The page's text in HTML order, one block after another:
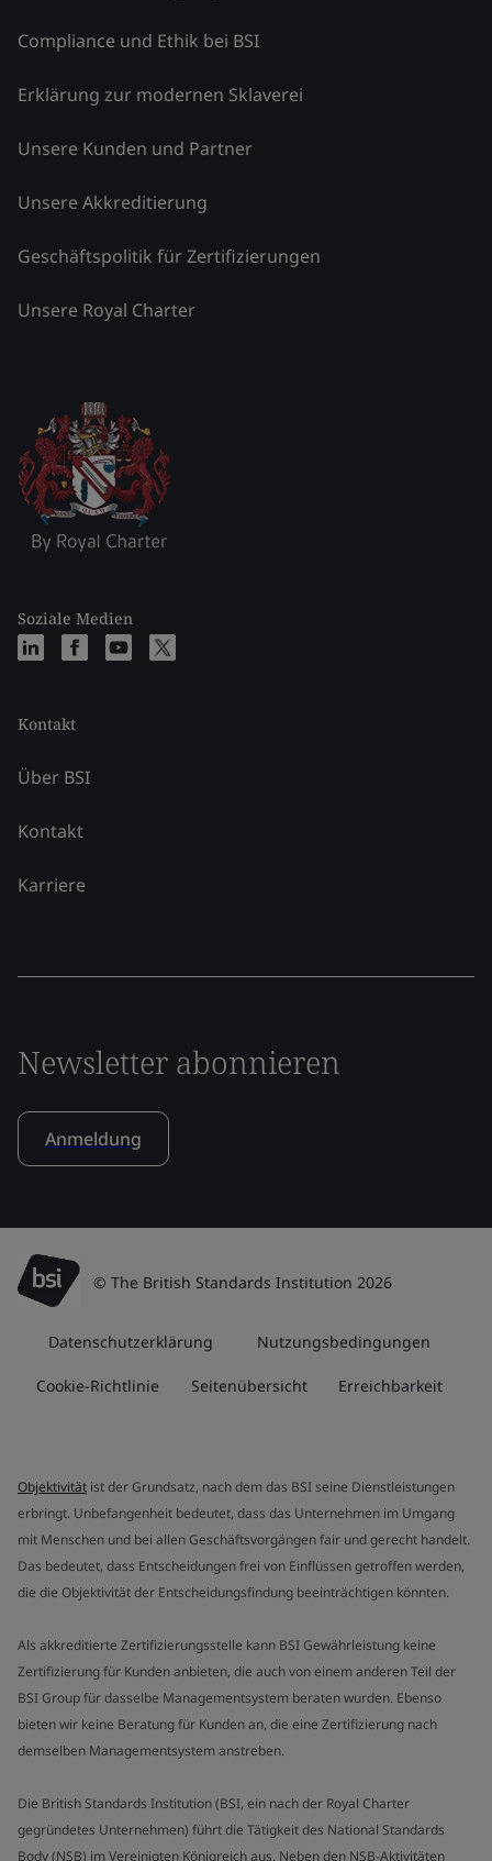
Compliance und Ethik bei BSI
Erklärung zur modernen Sklaverei
Unsere Kunden und Partner
Unsere Akkreditierung
Geschäftspolitik für Zertifizierungen
Unsere Royal Charter
Soziale Medien
Kontakt
Über BSI
Kontakt
Karriere
Newsletter abonnieren
Anmeldung
© The British Standards Institution 2026
Datenschutzerklärung Nutzungsbedingungen
Cookie-Richtlinie Seitenübersicht Erreichbarkeit
Objektivität ist der Grundsatz, nach dem das BSI seine Dienstleistungen
erbringt. Unbefangenheit bedeutet, dass das Unternehmen im Umgang
mit Menschen und bei allen Geschäftsvorgängen fair und gerecht handelt.
Das bedeutet, dass Entscheidungen frei von Einflüssen getroffen werden,
die die Objektivität der Entscheidungsfindung beeinträchtigen könnten.
Als akkreditierte Zertifizierungsstelle kann BSI Gewährleistung keine
Zertifizierung für Kunden anbieten, die auch von einem anderen Teil der
BSI Group für dasselbe Managementsystem beraten wurden. Ebenso
bieten wir keine Beratung für Kunden an, die eine Zertifizierung nach
demselben Managementsystem anstreben.
Die British Standards Institution (BSI, ein nach der Royal Charter
gegründetes Unternehmen) führt die Tätigkeit des National Standards
Body (NSB) im Vereinigten Königreich aus. Neben den NSB-Aktivitäten